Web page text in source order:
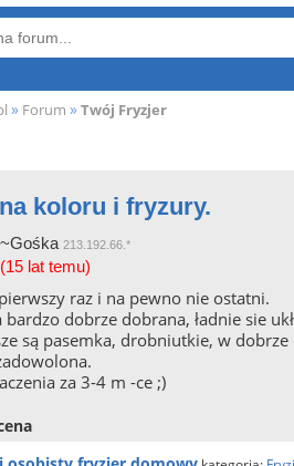
» Forum » Twój Fryzjer
koloru i fryzury.
~Gośka 213.192.66.*
(15 lat temu)
raz i na pewno nie ostatni.
bardzo dobrze dobrana, ładnie sie
są pasemka, drobniutkie, w
za 3-4 m -ce ;)